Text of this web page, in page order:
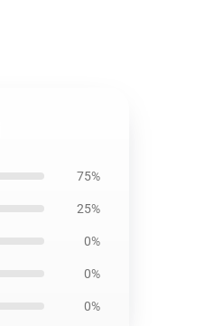
75%
25%
0%
0%
0%